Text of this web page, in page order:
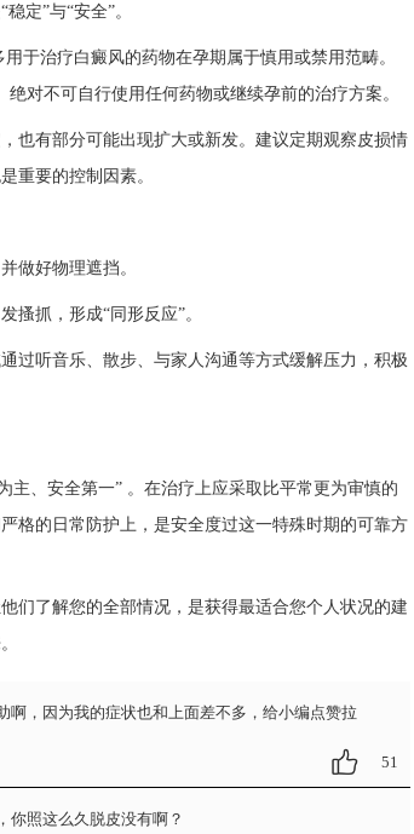
定”与“安全”。
治疗白癜风的药物在孕期属于慎用或禁用范畴。
对不可自行使用任何药物或继续孕前的治疗方案。
有部分可能出现扩大或新发。建议定期观察皮损情
重要的控制因素。
做好物理遮挡。
抓，形成“同形反应”。
听音乐、散步、与家人沟通等方式缓解压力，积极
、安全第一”​ 。在治疗上应采取比平常更为审慎的
格的日常防护上，是安全度过这一特殊时期的可靠方
了解您的全部情况，是获得最适合您个人状况的建
啊，因为我的症状也和上面差不多，给小编点赞拉
51
你照这么久脱皮没有啊？